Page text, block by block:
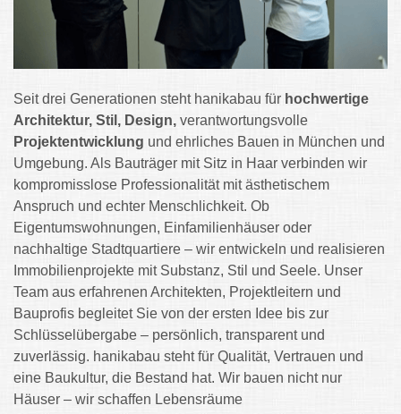
Seit drei Generationen steht hanikabau für hochwertige
Architektur, Stil, Design, verantwortungsvolle
Projektentwicklung und ehrliches Bauen in München und
Umgebung. Als Bauträger mit Sitz in Haar verbinden wir
kompromisslose Professionalität mit ästhetischem
Anspruch und echter Menschlichkeit. Ob
Eigentumswohnungen, Einfamilienhäuser oder
nachhaltige Stadtquartiere – wir entwickeln und realisieren
Immobilienprojekte mit Substanz, Stil und Seele. Unser
Team aus erfahrenen Architekten, Projektleitern und
Bauprofis begleitet Sie von der ersten Idee bis zur
Schlüsselübergabe – persönlich, transparent und
zuverlässig. hanikabau steht für Qualität, Vertrauen und
eine Baukultur, die Bestand hat. Wir bauen nicht nur
Häuser – wir schaffen Lebensräume